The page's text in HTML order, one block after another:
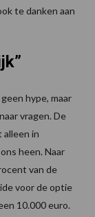
te danken aan
hype, maar
vragen. De
in
heen. Naar
van de
voor de optie
10.000 euro.